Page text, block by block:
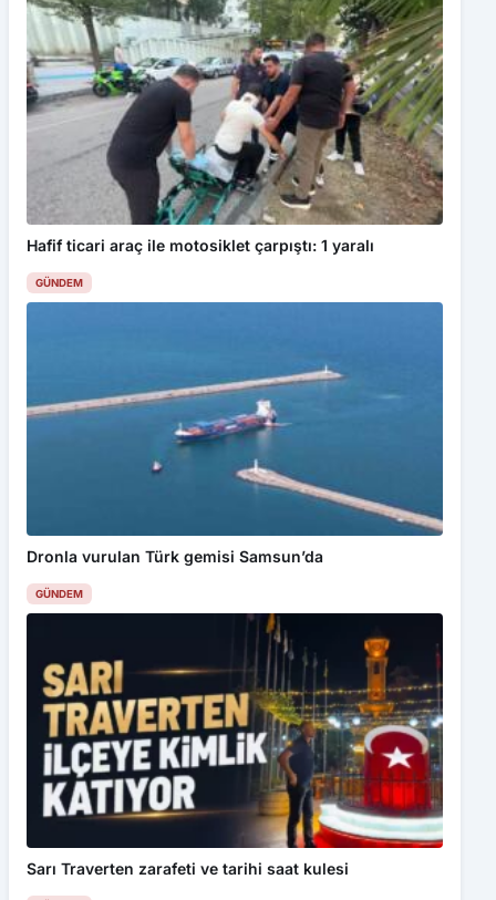
Hafif ticari araç ile motosiklet çarpıştı: 1 yaralı
GÜNDEM
Dronla vurulan Türk gemisi Samsun’da
GÜNDEM
Sarı Traverten zarafeti ve tarihi saat kulesi